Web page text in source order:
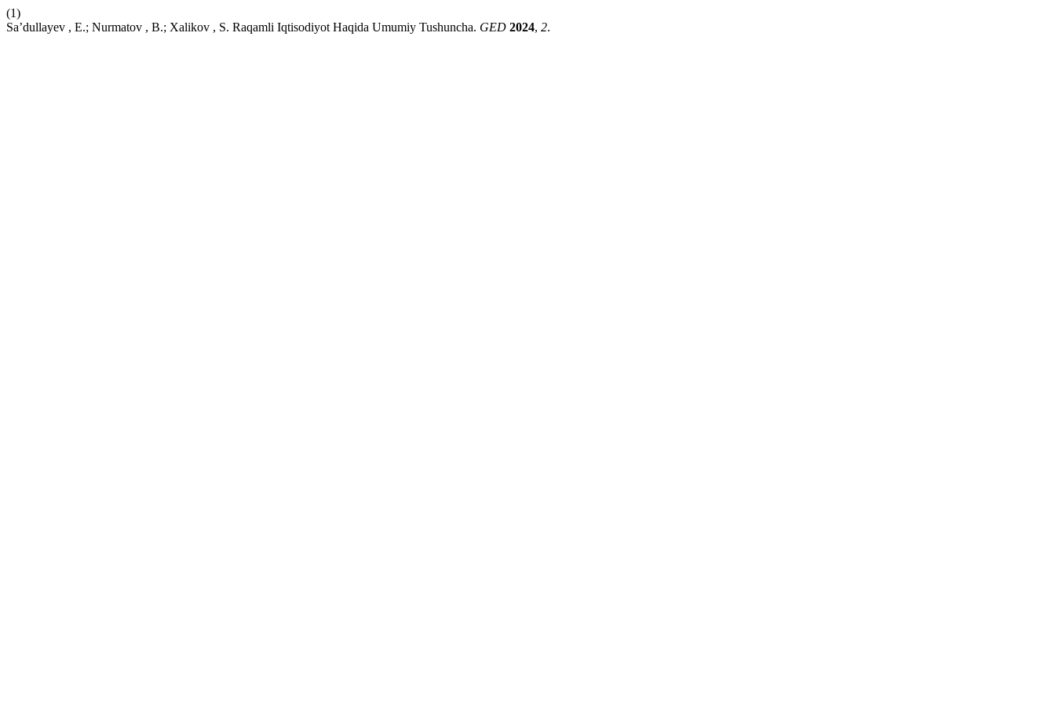
(1)
Sa’dullayev , E.; Nurmatov , B.; Xalikov , S. Raqamli Iqtisodiyot Haqida Umumiy Tushuncha. GED 2024, 2.